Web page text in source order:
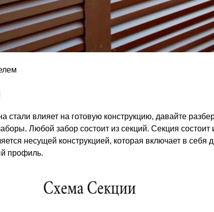
стали влияет на готовую конструкцию, давайте
Любой забор состоит из секций. Секция
несущей конструкцией, которая включает в себя
профиль.